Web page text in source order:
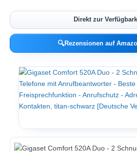
Direkt zur
🔍Rezensionen auf